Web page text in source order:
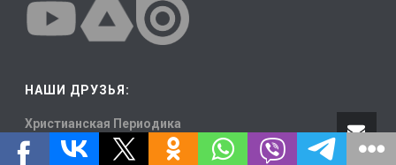
НАШИ ДРУЗЬЯ:
Христианская Периодика
Христианские Караоке